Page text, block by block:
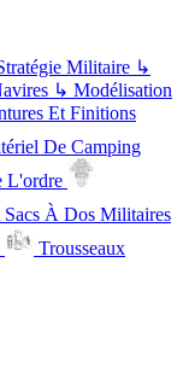
Militaire ↳
↳ Modélisation
Et Finitions
De Camping
L'ordre
Sacs À Dos Militaires
Trousseaux